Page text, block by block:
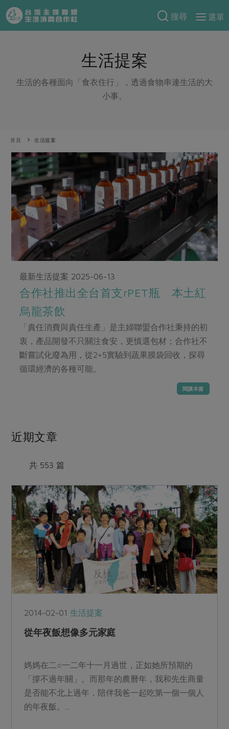
搜尋
選單
產品分類
一籃菜 當令水果
蕈菇類
奶蛋豆・五穀
蛋 乳製品
豆製品 米麵雜糧
肉品・水產
畜產肉類
水畜加工品
調理食材・點心
調味醬料/南北貨 烘焙
休閒零嘴
保健食品
居家好物
防災用品
最新產品
優惠專區
素食專區
樂齡友善
食材
肉食
海鮮
常備菜
蔬食
蛋料理
料理方式
醬料
湯品．鍋物
漬物
涼拌沙拉
年菜食譜
節慶大餐
高麗菜海鮮煎餅
特別企畫
防災用品預購圓滿結束
2026年端午節預購圓滿結束
更多預購活動
當季產品
合作25-經典快閃最後一週
合作25-精選產品第四彈
合作25-精選產品第三彈
更多當季產品
議題活動
主婦聯盟X樂齡網特約優惠案
30%rPET紅烏龍茶
把最好的台灣味帶回家！
觀點文章
主婦食堂 一籃菜真心話
社內大小事 合作聯合國
產品故事 生活提案
樂齡生活 親子食育
廚房瑜伽
關注議題
減硝酸鹽
非基改運動 支持本土農糧
廢核運動
減添加物 減塑減廢
公益金 食農教育
更多議題
關於合作社
認識合作社
關於我們
合作社組織
員工與求才
產品檢驗
自主把關
檢驗報告
硝酸鹽檢驗
社員權益
合作社法規
最新消息
媒體報導
地區活動
社務會議 地區活動
活動報下載
重要公告
生活提案
生活的各種面向「食衣住行」，透過食物串連生活的大
小事。
首頁 生活提案
最新生活提案 2025-06-13
合作社推出全台首支rPET瓶 本土紅
烏龍茶飲
「責任消費與責任生產」是主婦聯盟合作社秉持的初
衷，產品開發不只關注食安，更慎選包材；合作社不
斷嘗試化廢為用，從2+5實驗到蔬果膜袋回收，探尋
循環經濟的各種可能。
閱讀本篇
近期文章
共 553 篇
2014-02-01生活提案
從年夜飯想像多元家庭
媽媽在二○一二年十一月過世，正如她所預期的
「撐不過年關」。而那年的農曆年，我和先生商量
是否能不北上過年，陪伴我爸一起吃第一個一個人
的年夜飯。...